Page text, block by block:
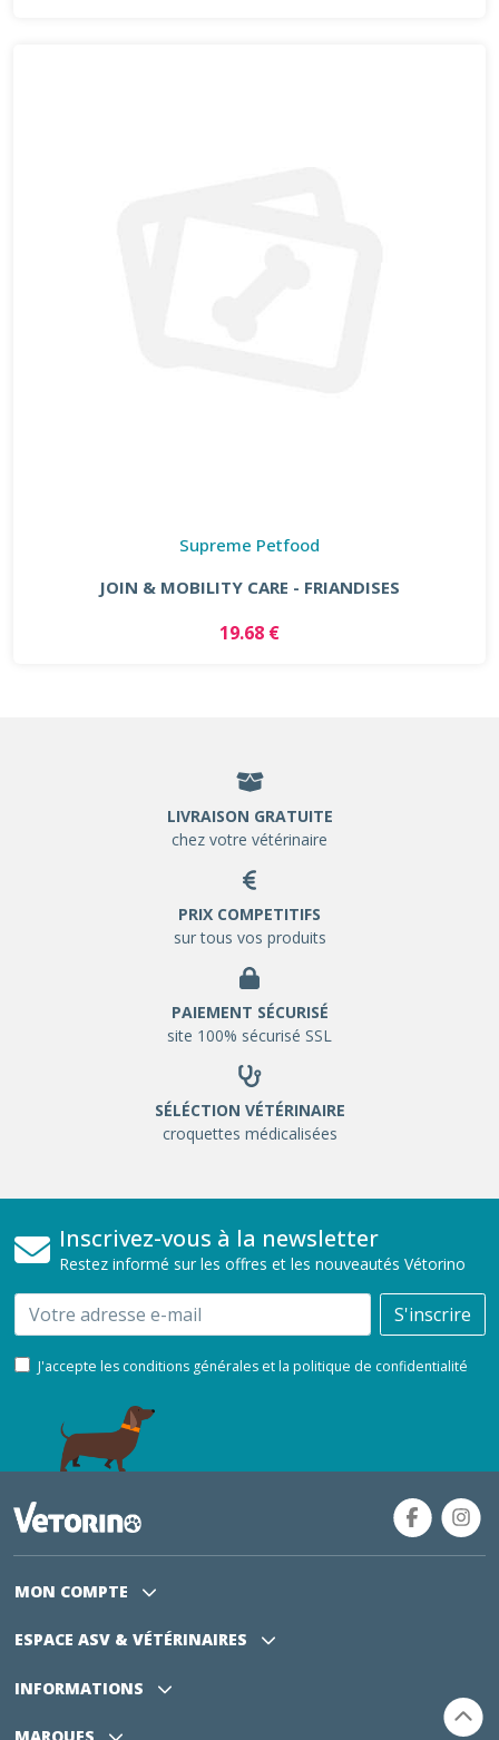
Supreme Petfood
JOIN & MOBILITY CARE - FRIANDISES
19.68 €
LIVRAISON GRATUITE
chez votre vétérinaire
PRIX COMPETITIFS
sur tous vos produits
PAIEMENT SÉCURISÉ
site 100% sécurisé SSL
SÉLÉCTION VÉTÉRINAIRE
croquettes médicalisées
Inscrivez-vous à la newsletter
Restez informé sur les offres et les nouveautés Vétorino
Email S'inscrire
J'accepte les conditions générales et la politique de confidentialité
MON COMPTE
ESPACE ASV & VÉTÉRINAIRES
INFORMATIONS